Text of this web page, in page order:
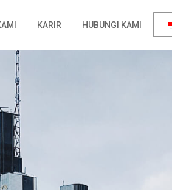
KARIR HUBUNGI KAMI